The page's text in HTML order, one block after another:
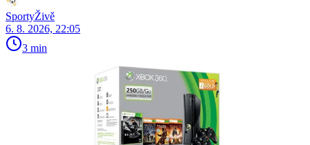
SportyŽivě
6. 8. 2026, 22:05
3 min